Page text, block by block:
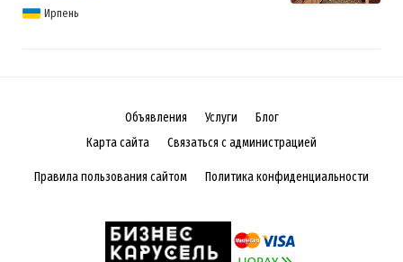
Ирпень
Объявления Услуги
Блог
Карта сайта
Связаться с администрацией
Правила пользования сайтом Политика конфиденциальности